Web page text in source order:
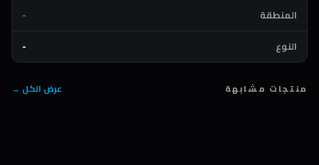
المنطقة
-
النوع
-
منتجات مشابهة عرض الكل →